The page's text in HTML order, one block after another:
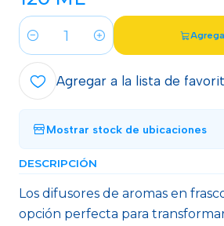
Cantidad
Agregar a la lista de
Mostrar stock de ubicaciones
DESCRIPCIÓN
Los difusores de aromas en
opción perfecta para